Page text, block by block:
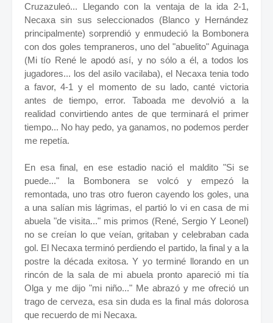
Cruzazuleó... Llegando con la ventaja de la ida 2-1,
Necaxa sin sus seleccionados (Blanco y Hernández
principalmente) sorprendió y enmudeció la Bombonera
con dos goles tempraneros, uno del "abuelito" Aguinaga
(Mi tío René le apodó así, y no sólo a él, a todos los
jugadores... los del asilo vacilaba), el Necaxa tenia todo
a favor, 4-1 y el momento de su lado, canté victoria
antes de tiempo, error. Taboada me devolvió a la
realidad convirtiendo antes de que terminará el primer
tiempo... No hay pedo, ya ganamos, no podemos perder
me repetía.
En esa final, en ese estadio nació el maldito "Si se
puede..." la Bombonera se volcó y empezó la
remontada, uno tras otro fueron cayendo los goles, una
a una salían mis lágrimas, el partió lo vi en casa de mi
abuela "de visita..." mis primos (René, Sergio Y Leonel)
no se creían lo que veían, gritaban y celebraban cada
gol. El Necaxa terminó perdiendo el partido, la final y a la
postre la década exitosa. Y yo terminé llorando en un
rincón de la sala de mi abuela pronto apareció mi tía
Olga y me dijo "mi niño..." Me abrazó y me ofreció un
trago de cerveza, esa sin duda es la final más dolorosa
que recuerdo de mi Necaxa.